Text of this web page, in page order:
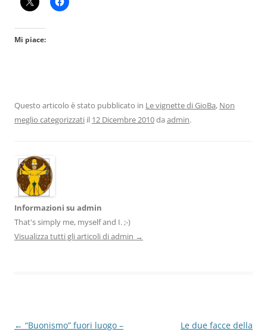
Mi piace:
Questo articolo è stato pubblicato in Le vignette di GioBa, Non
meglio categorizzati il 12 Dicembre 2010da admin.
Informazioni su admin
That's simply me, myself and I. ;-)
Visualizza tutti gli articoli di admin →
Navigazione
← “Buonismo” fuori luogo –
Le due facce della